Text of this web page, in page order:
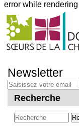
error while
Outils
personnels
au
contenu.
Aller
navigation
Newsletter
Recherche